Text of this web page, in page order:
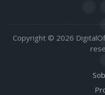
Copyright © 2026